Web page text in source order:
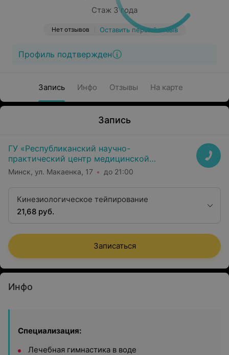
Стаж 3 года
Нет отзывов Оставить первый отзыв
Профиль подтвержден
Запись Инфо Отзывы На карте
Запись
ГУ «Республиканский научно-
практический центр медицинской
экспертизы и реабилитаци»
Минск, ул. Макаенка, 17 до 21:00
Кинезиологическое тейпирование
21,68 руб.
Записаться
Инфо
Специализация:
Лечебная гимнастика в воде